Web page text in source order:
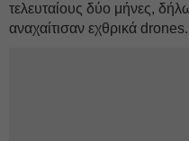
τελευταίους δύο μήνες,
αναχαίτισαν εχθρικά drones.